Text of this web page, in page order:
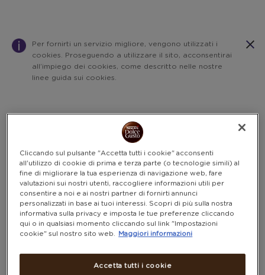
Per fornirti un servizio migliore, vengono utilizzati i
cookies. Proseguendo a utilizzare il sito, acconsentirai
all’impiego dei cookies, come descritto nelle nostre
linee guida sui cookies.
Cliccando sul pulsante "Accetta tutti i cookie" acconsenti
all'utilizzo di cookie di prima e terza parte (o tecnologie simili) al
fine di migliorare la tua esperienza di navigazione web, fare
valutazioni sui nostri utenti, raccogliere informazioni utili per
consentire a noi e ai nostri partner di fornirti annunci
personalizzati in base ai tuoi interessi. Scopri di più sulla nostra
informativa sulla privacy e imposta le tue preferenze cliccando
qui o in qualsiasi momento cliccando sul link "Impostazioni
cookie" sul nostro sito web.
Maggiori informazioni
Accetta tutti i cookie